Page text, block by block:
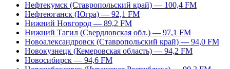
Нефтекумск (Ставропольский край) — 100,4 FM
Нефтеюганск (Югра) — 92,1 FM
Нижний Новгород — 89,2 FM
Нижний Тагил (Свердловская обл.) — 97,1 FM
Новоалександровск (Ставропольский край) — 94,0 FM
Новокузнецк (Кемеровская область) — 94,2 FM
Новосибирск — 94,6 FM